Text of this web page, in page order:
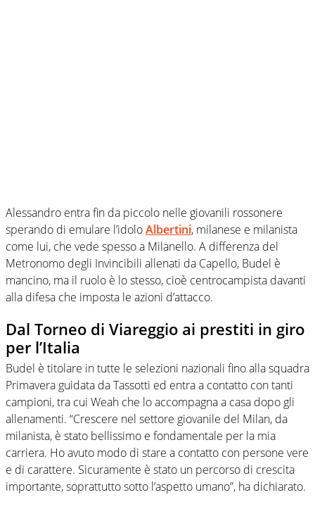
Alessandro entra fin da piccolo nelle giovanili rossonere
sperando di emulare l’idoloAlbertini, milanese e milanista
come lui, che vede spesso a Milanello. A differenza del
Metronomo degli Invincibili allenati da Capello, Budel è
mancino, ma il ruolo è lo stesso, cioè centrocampista davanti
alla difesa che imposta le azioni d’attacco.
Dal Torneo di Viareggio ai prestiti in giro
per l’Italia
Budel è titolare in tutte le selezioni nazionali fino alla squadra
Primavera guidata da Tassotti ed entra a contatto con tanti
campioni, tra cui Weah che lo accompagna a casa dopo gli
allenamenti. “Crescere nel settore giovanile del Milan, da
milanista, è stato bellissimo e fondamentale per la mia
carriera. Ho avuto modo di stare a contatto con persone vere
e di carattere. Sicuramente è stato un percorso di crescita
importante, soprattutto sotto l’aspetto umano”, ha dichiarato.